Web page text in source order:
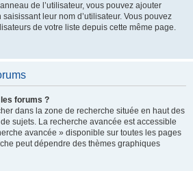
de l’utilisateur, vous pouvez ajouter
leur nom d’utilisateur. Vous pouvez
de votre liste depuis cette même page.
forums ?
dans la zone de recherche située en haut des
sujets. La recherche avancée est accessible
avancée » disponible sur toutes les pages
peut dépendre des thèmes graphiques